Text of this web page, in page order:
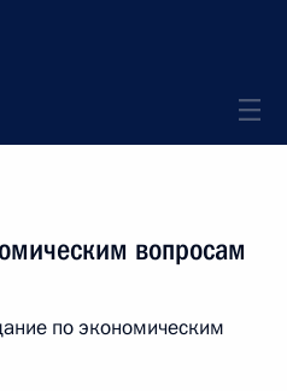
вопросам
по экономическим